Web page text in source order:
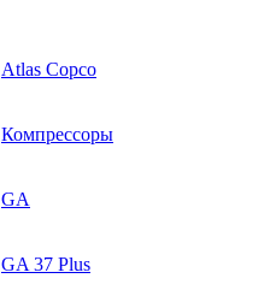
Atlas Copco
Компрессоры
GA
GA 37 Plus